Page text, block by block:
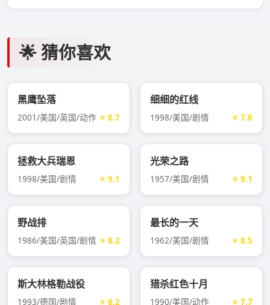
🌟 猜你喜欢
黑鹰坠落
2001/美国/英国/动作 ⭐ 8.7
细细的红线
1998/美国/剧情 ⭐ 7.8
拯救大兵瑞恩
1998/美国/剧情 ⭐ 9.1
光荣之路
1957/美国/剧情 ⭐ 9.1
野战排
1986/美国/英国/剧情 ⭐ 8.2
最长的一天
1962/美国/剧情 ⭐ 8.5
斯大林格勒战役
1993/德国/剧情 ⭐ 8.2
猎杀红色十月
1990/美国/动作 ⭐ 7.7